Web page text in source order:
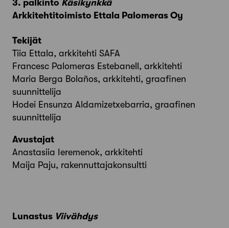
3. palkinto Käsikynkkä
Arkkitehtitoimisto Ettala Palomeras Oy
Tekijät
Tiia Ettala, arkkitehti SAFA
Francesc Palomeras Estebanell, arkkitehti
Maria Berga Bolaños, arkkitehti, graafinen
suunnittelija
Hodei Ensunza Aldamizetxebarria, graafinen
suunnittelija
Avustajat
Anastasiia Ieremenok, arkkitehti
Maija Paju, rakennuttajakonsultti
Lunastus Viivähdys